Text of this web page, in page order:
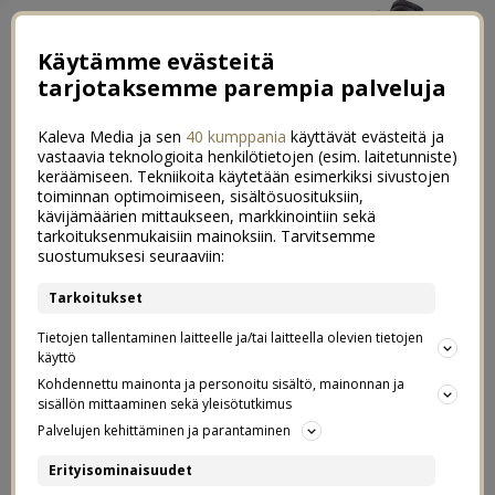
Pohjolan rengastien lempikohteet:
Raahe, Liminka ja Oulu
Kaupallinen yhteistyö:
Visit Oulu,
Oulun kaupunki, Visit Liminka &
Visit Raahe
Käytämme evästeitä
tarjotaksemme parempia palveluja
Kaleva Media ja sen 40 kumppania käyttävät evästeitä ja
vastaavia teknologioita henkilötietojen (esim. laitetunniste)
keräämiseen. Tekniikoita käytetään esimerkiksi sivustojen
toiminnan optimoimiseen, sisältösuosituksiin,
kävijämäärien mittaukseen, markkinointiin sekä
tarkoituksenmukaisiin mainoksiin. Tarvitsemme
suostumuksesi seuraaviin:
Tarkoitukset
Tietojen tallentaminen laitteelle ja/tai laitteella olevien tietojen
käyttö
Kohdennettu mainonta ja personoitu sisältö, mainonnan ja
sisällön mittaaminen sekä yleisötutkimus
Palvelujen kehittäminen ja parantaminen
Erityisominaisuudet